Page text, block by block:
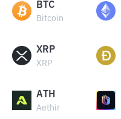
BTC
Bitcoin
XRP
XRP
ATH
Aethir